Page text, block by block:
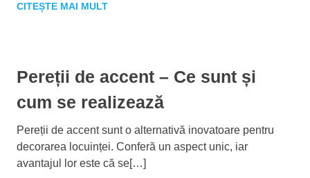
CITEȘTE MAI MULT
Pereții de accent – Ce sunt și
cum se realizează
Pereții de accent sunt o alternativă inovatoare pentru
decorarea locuinței. Conferă un aspect unic, iar
avantajul lor este că se[…]